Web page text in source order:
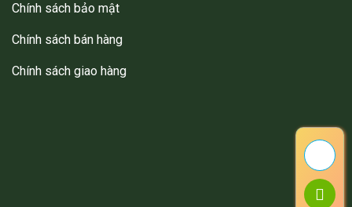
Chính sách bảo mật
Chính sách bán hàng
Chính sách giao hàng